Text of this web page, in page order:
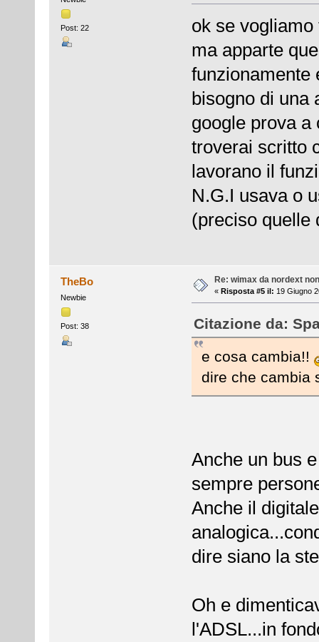
Post: 22
ok se
ma apparte
funzionamente
bisogno di una
google prova
troverai scritto
lavorano il
N.G.I usava o
(preciso quelle
TheBo
Newbie
Post: 38
Re: wimax da nordext
« Risposta #5 il: 19 Giugno
Citazione da:
e cosa cambia!!
dire che cambia
Anche un bus
sempre
Anche il
dire siano la
Oh e
l'ADSL...in